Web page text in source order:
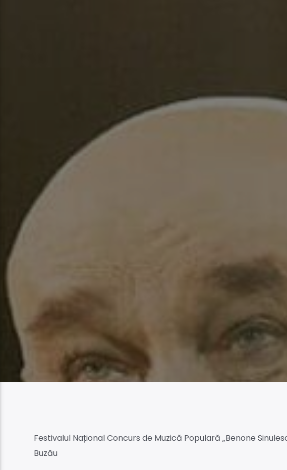
Festivalul Național Concurs de Muzică Populară „Benone
Buzău